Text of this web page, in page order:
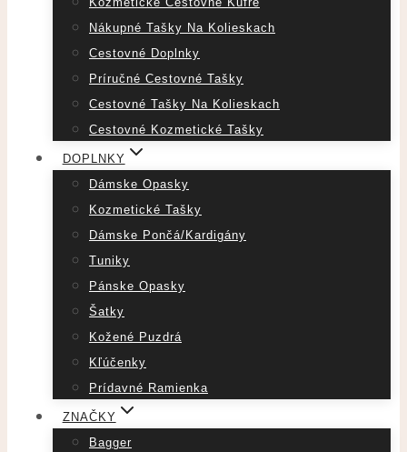
Nákupné Tašky Na Kolieskach
Cestovné Doplnky
Príručné Cestovné Tašky
Cestovné Tašky Na Kolieskach
Cestovné Kozmetické Tašky
DOPLNKY
Dámske Opasky
Kozmetické Tašky
Dámske Pončá/Kardigány
Tuniky
Pánske Opasky
Šatky
Kožené Puzdrá
Kľúčenky
Prídavné Ramienka
ZNAČKY
Bagger